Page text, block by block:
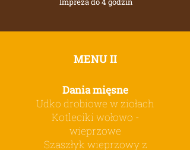
MENU II
Dania mięsne
Udko drobiowe w ziołach
Kotleciki wołowo -
wieprzowe
Szaszłyk wieprzowy z